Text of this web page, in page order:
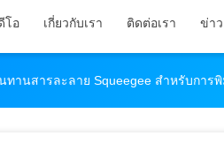
โอ เกี่ยวกับเรา ติดต่อเรา ข่าว
ทานสารละลาย Squeegee สําหรับการ